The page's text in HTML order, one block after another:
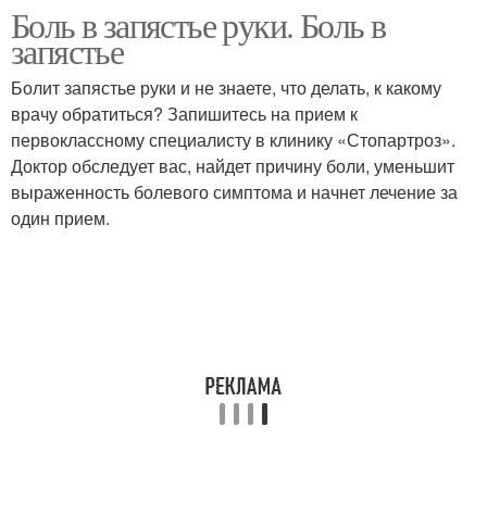
Боль в запястье руки. Боль в
запястье
Болит запястье руки и не знаете, что делать, к какому
врачу обратиться? Запишитесь на прием к
первоклассному специалисту в клинику «Стопартроз».
Доктор обследует вас, найдет причину боли, уменьшит
выраженность болевого симптома и начнет лечение за
один прием.